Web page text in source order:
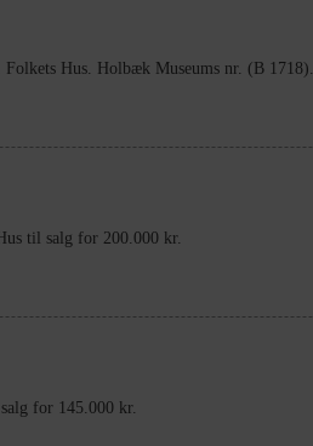
Folkets Hus. Holbæk Museums nr. (B 1718).
til salg for 200.000 kr.
for 145.000 kr.